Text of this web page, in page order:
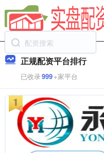
正规配资平台排行
已收录999+家平台